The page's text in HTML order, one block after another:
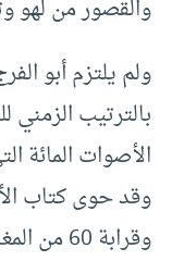
والقصور من لهو
ولم يلتزم أبو
بالترتيب الزمني
الأصوات المائة
وقرابة 60 من المغنيين والمغنيات.